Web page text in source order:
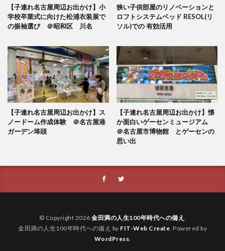
【子連れ名古屋周辺お出かけ】小
学校卒業式に向けた松浦衣装展で
の振袖選び ＠昭和区 川名
狭い子供部屋のリノベーションと
ロフトシステムベッド RESOL(リ
ソル)での 有効活用
【子連れ名古屋周辺お出かけ】ス
ノードーム作成体験 ＠名古屋港
ガーデン埠頭
【子連れ名古屋周辺お出かけ】懐
か面白いゲーセンミュージアム
＠名古屋市博物館 とゲーセンの
思い出
© Copyright 2026 金田満の人生100年時代への備え .
金田満の人生100年時代への備え by FIT-Web Create. Powered by
WordPress.